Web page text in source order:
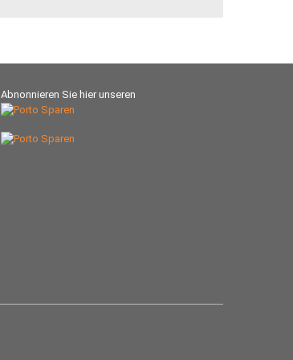
Abnonnieren Sie hier unseren